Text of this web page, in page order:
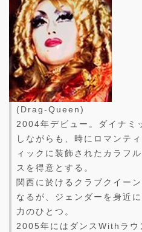
(Drag-Queen)
2004年デビュー。ダイナミ
しながらも、時にロマンテ
ィックに装飾されたカラフ
スを得意とする。
関西に於けるクラブクイー
なるが、ジェンダーを身近
力のひとつ。
2005年にはダンスWithラ